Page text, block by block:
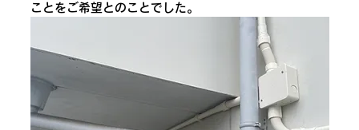
ことをご希望とのことでした。